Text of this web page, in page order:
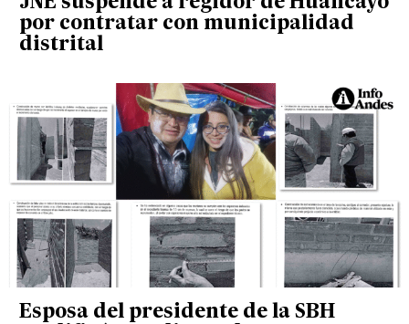
por contratar con municipalidad
distrital
Esposa del presidente de la SBH